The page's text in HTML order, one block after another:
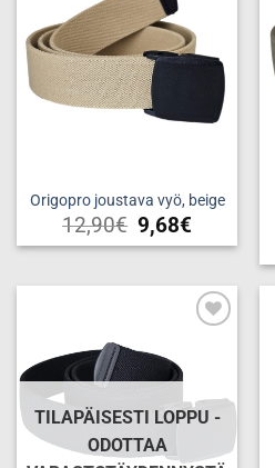
tehdä
valinnat
tuotteen
sivulla.
Origopro joustava vyö, beige
12,90€ 9,68€
TILAPÄISESTI LOPPU -
ODOTTAA